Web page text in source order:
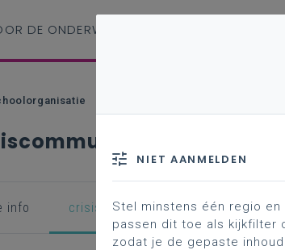
DE ONDERWIJS
info crisisteam aanpak
NIET AANMELDEN
Stel minstens één regio en
passen dit toe als kijkfilter
zodat je de gepaste inhoud